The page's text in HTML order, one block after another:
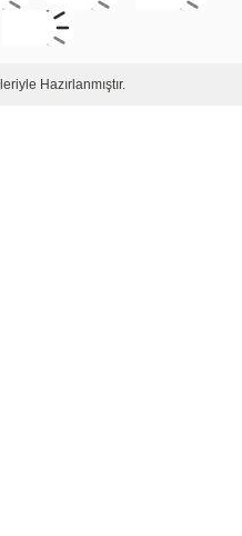
Hazırlanmıştır.